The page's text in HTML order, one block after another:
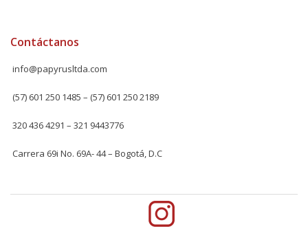
Contáctanos
info@papyrusltda.com
(57) 601 250 1485 – (57) 601 250 2189
320 436 4291 – 321 9443776
Carrera 69i No. 69A- 44 – Bogotá, D.C